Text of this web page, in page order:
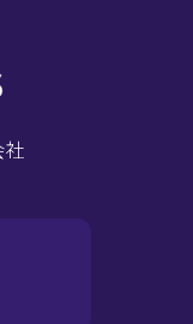
社